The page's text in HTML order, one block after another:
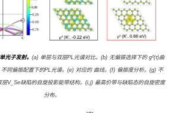
光子发射。 (a) 单层与双层PL光谱对比。(b) 无偏振选择下的 g²(τ)曲
同偏振配置下的PL光谱。(e) 对应的 曲线。(f) 偏振度分析。(g) 不
层V_Se缺陷的自旋投影能带结构。(i,j) 最高价带与缺陷态的自旋密度
分布。